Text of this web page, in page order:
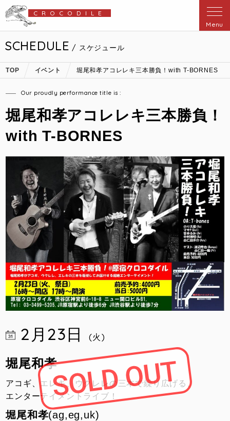
CROCODILE
Menu
SCHEDULE / スケジュール
TOP イベント 堀尾和孝アコレレキ三本勝負！with T-BORNES
Our proudly performance title is :
堀尾和孝アコレレキ三本勝負！
with T-BORNES
2月23日 (火)
堀尾和孝
アコギ、エレキ、ウクレレの三本で繰り広げる、
エンターテイメントライブ！
堀尾和孝(ag,eg,uk)